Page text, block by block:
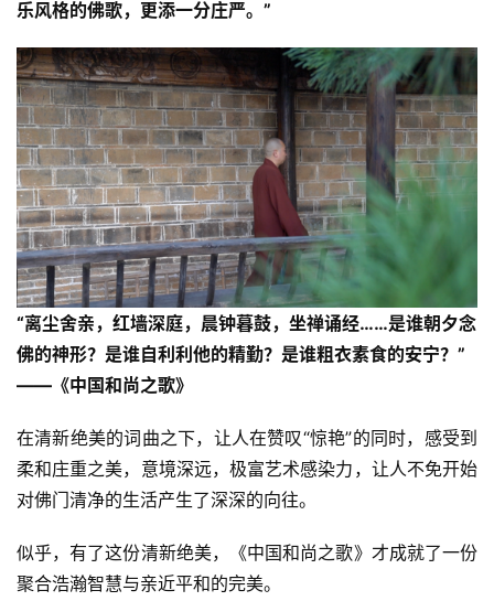
乐风格的佛歌，更添一分庄严。”
“离尘舍亲，红墙深庭，晨钟暮鼓，坐禅诵经……是谁朝夕念
佛的神形？是谁自利利他的精勤？是谁粗衣素食的安宁？”
——《中国和尚之歌》
在清新绝美的词曲之下，让人在赞叹“惊艳”的同时，感受到
柔和庄重之美，意境深远，极富艺术感染力，让人不免开始
对佛门清净的生活产生了深深的向往。
似乎，有了这份清新绝美，《中国和尚之歌》才成就了一份
聚合浩瀚智慧与亲近平和的完美。